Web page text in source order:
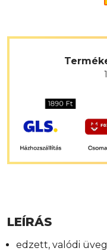
LEÍRÁS
edzett, valódi